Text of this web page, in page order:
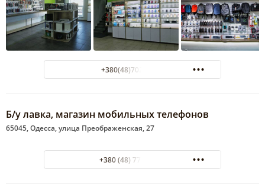
+380(48)702-96-98
Б/у лавка, магазин мобильных телефонов
65045, Одесса, улица Преображенская, 27
+380 (48) 777-55-96